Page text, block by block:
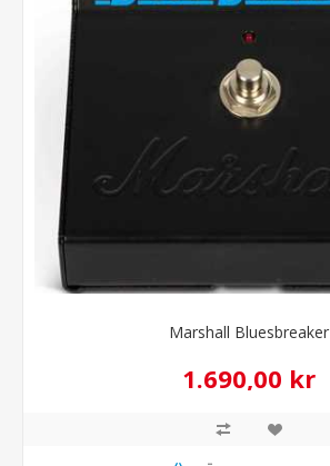
Marshall Bluesbreaker
1.690,00 kr